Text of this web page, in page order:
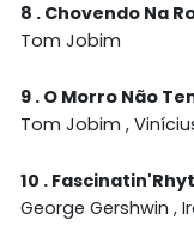
8 . Chovendo Na
Tom Jobim
9 . O Morro Não
Tom Jobim ,
10 .
George Gershwin ,